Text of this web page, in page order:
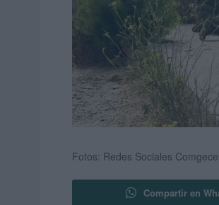
Fotos: Redes Sociales
Compartir en